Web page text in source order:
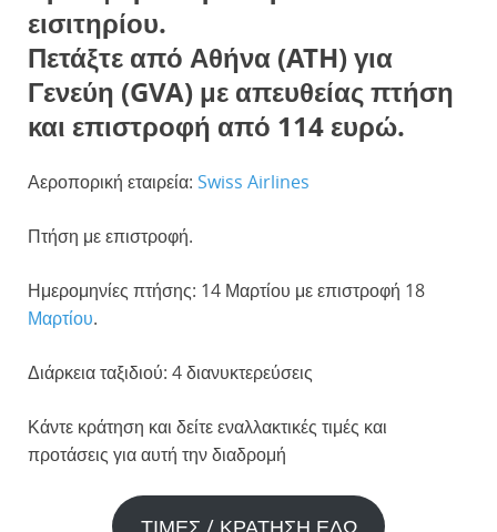
εισιτηρίου.
Πετάξτε από Αθήνα (ATH) για
Γενεύη (GVA) με απευθείας πτήση
και επιστροφή από 114 ευρώ.
Αεροπορική εταιρεία: Swiss Airlines
Πτήση με επιστροφή.
Ημερομηνίες πτήσης: 14 Μαρτίου με επιστροφή 18
Μαρτίου.
Διάρκεια ταξιδιού: 4 διανυκτερεύσεις
Κάντε κράτηση και δείτε εναλλακτικές τιμές και
προτάσεις για αυτή την διαδρομή
ΤΙΜΕΣ / ΚΡΑΤΗΣΗ ΕΔΩ